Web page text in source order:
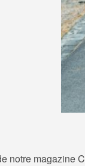
notre magazine